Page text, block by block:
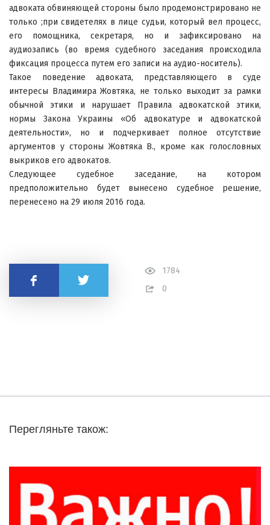
адвоката обвиняющей стороны было продемонстрировано не
только ;при свидетелях в лице судьи, который вел процесс,
его помощника, секретаря, но и зафиксировано на
аудиозапись (во время судебного заседания происходила
фиксация процесса путем его записи на аудио-носитель).
Такое поведение адвоката, представляющего в суде
интересы Владимира Жовтяка, не только выходит за рамки
обычной этики и нарушает Правила адвокатской этики,
нормы Закона Украины «Об адвокатуре и адвокатской
деятельности», но и подчеркивает полное отсутствие
аргументов у стороны Жовтяка В., кроме как голословных
выкриков его адвокатов.
Следующее судебное заседание, на котором
предположительно будет вынесено судебное решение,
перенесено на 29 июля 2016 года.
1784
0
Поделиться
Перегляньте також: